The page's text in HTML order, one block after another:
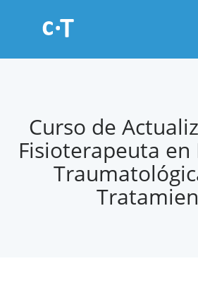
Curso de
Fisioterapeuta en